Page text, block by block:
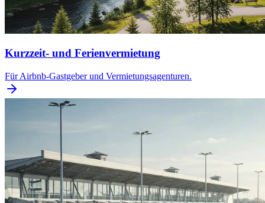
Kurzzeit- und Ferienvermietung
Für Airbnb-Gastgeber und Vermietungsagenturen.